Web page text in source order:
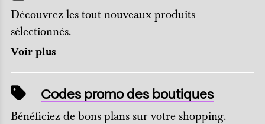
Découvrez les tout nouveaux produits
sélectionnés.
Voir plus
Codes promo des boutiques
Bénéficiez de bons plans sur votre shopping.